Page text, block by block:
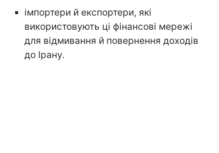
імпортери й експортери, які
використовують ці фінансові мережі
для відмивання й повернення доходів
до Ірану.